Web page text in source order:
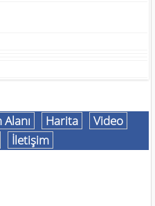
Harita
Video
İletişim